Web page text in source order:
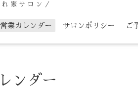
れ 家 サ ロ ン ／
営業カレンダー サロンポリシー ご
ンダー